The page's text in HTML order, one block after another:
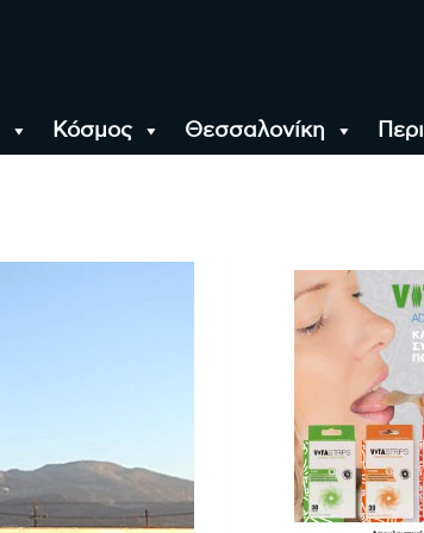
Κόσμος Θεσσαλονίκη